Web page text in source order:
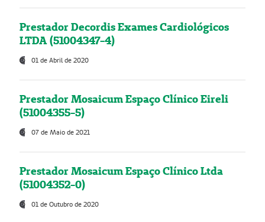
Prestador Decordis Exames Cardiológicos
LTDA (51004347-4)
01 de Abril de 2020
Prestador Mosaicum Espaço Clínico Eireli
(51004355-5)
07 de Maio de 2021
Prestador Mosaicum Espaço Clínico Ltda
(51004352-0)
01 de Outubro de 2020